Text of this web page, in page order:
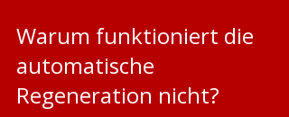
Warum funktioniert die
automatische
Regeneration nicht?